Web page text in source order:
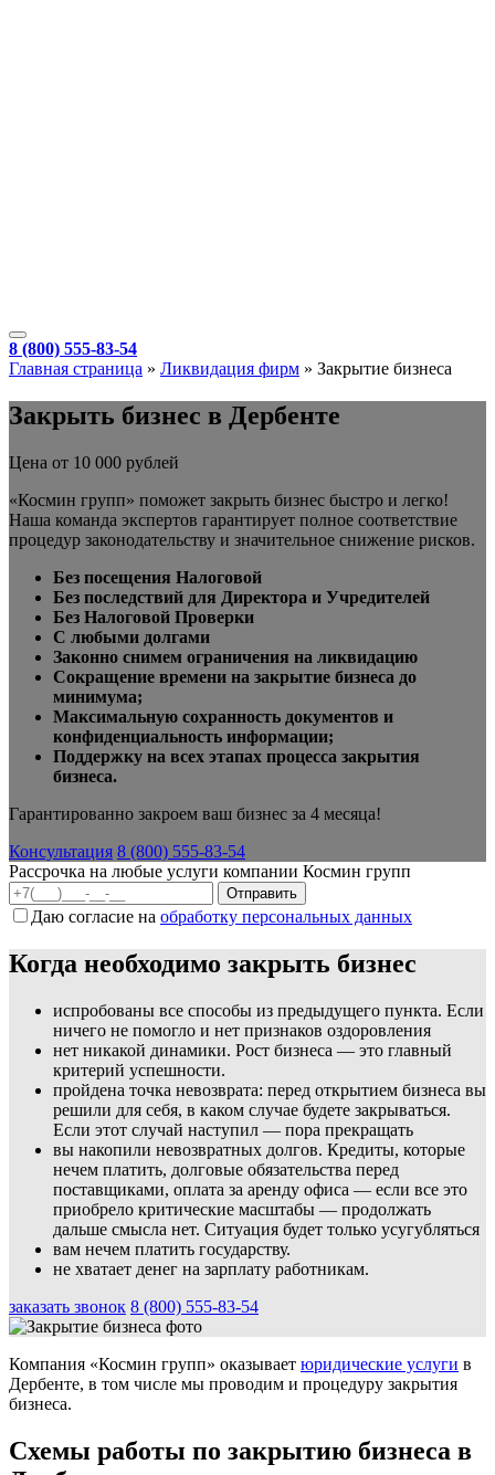
8 (800) 555-83-54
Главная страница » Ликвидация фирм » Закрытие бизнеса
Закрыть бизнес в Дербенте
Цена от 10 000 рублей
«Космин групп» поможет закрыть бизнес быстро и легко!
Наша команда экспертов гарантирует полное соответствие
процедур законодательству и значительное снижение рисков.
Без посещения Налоговой
Без последствий для Директора и Учредителей
Без Налоговой Проверки
С любыми долгами
Законно снимем ограничения на ликвидацию
Сокращение времени на закрытие бизнеса до
минимума;
Максимальную сохранность документов и
конфиденциальность информации;
Поддержку на всех этапах процесса закрытия
бизнеса.
Гарантированно закроем ваш бизнес за 4 месяца!
Консультация 8 (800) 555-83-54
Рассрочка на любые услуги компании Космин групп
Даю согласие на обработку персональных данных
Когда необходимо закрыть бизнес
испробованы все способы из предыдущего пункта. Если
ничего не помогло и нет признаков оздоровления
нет никакой динамики. Рост бизнеса — это главный
критерий успешности.
пройдена точка невозврата: перед открытием бизнеса вы
решили для себя, в каком случае будете закрываться.
Если этот случай наступил — пора прекращать
вы накопили невозвратных долгов. Кредиты, которые
нечем платить, долговые обязательства перед
поставщиками, оплата за аренду офиса — если все это
приобрело критические масштабы — продолжать
дальше смысла нет. Ситуация будет только усугубляться
вам нечем платить государству.
не хватает денег на зарплату работникам.
заказать звонок 8 (800) 555-83-54
Компания «Космин групп» оказывает юридические услуги в
Дербенте, в том числе мы проводим и процедуру закрытия
бизнеса.
Схемы работы по закрытию бизнеса в